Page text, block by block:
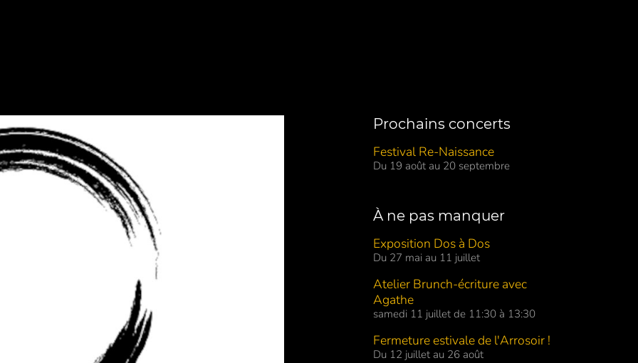
Prochains concerts
Festival Re-Naissance
Du 19 août au 20 septembre
À ne pas manquer
Exposition Dos à Dos
Du 27 mai au 11 juillet
Atelier Brunch-écriture avec
Agathe
samedi 11 juillet de 11:30 à 13:30
Fermeture estivale de l'Arrosoir !
Du 12 juillet au 26 août